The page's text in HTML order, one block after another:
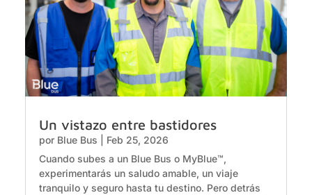
Un vistazo entre bastidores
por Blue Bus
Feb 25, 2026
Cuando subes a un Blue Bus o MyBlue™,
experimentarás un saludo amable, un viaje
tranquilo y seguro hasta tu destino. Pero detrás